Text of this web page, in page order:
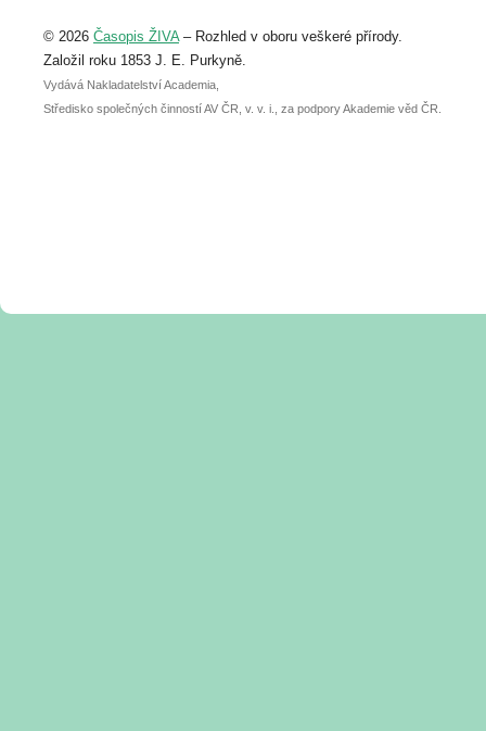
abstraktu přihlášené přednášky nebo
posteru je už 30. června.
© 2026 Časopis ŽIVA– Rozhled v oboru veškeré přírody.
Založil roku 1853 J. E. Purkyně.
Vydává Nakladatelství Academia,
Středisko společných činností AV ČR, v. v. i., za podpory Akademie věd ČR.